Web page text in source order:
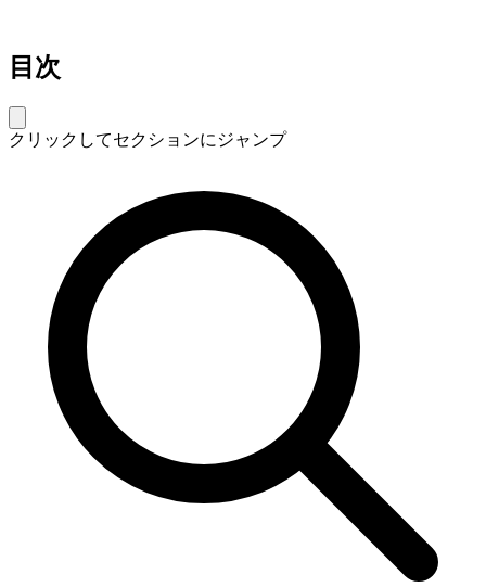
目次
クリックしてセクションにジャンプ